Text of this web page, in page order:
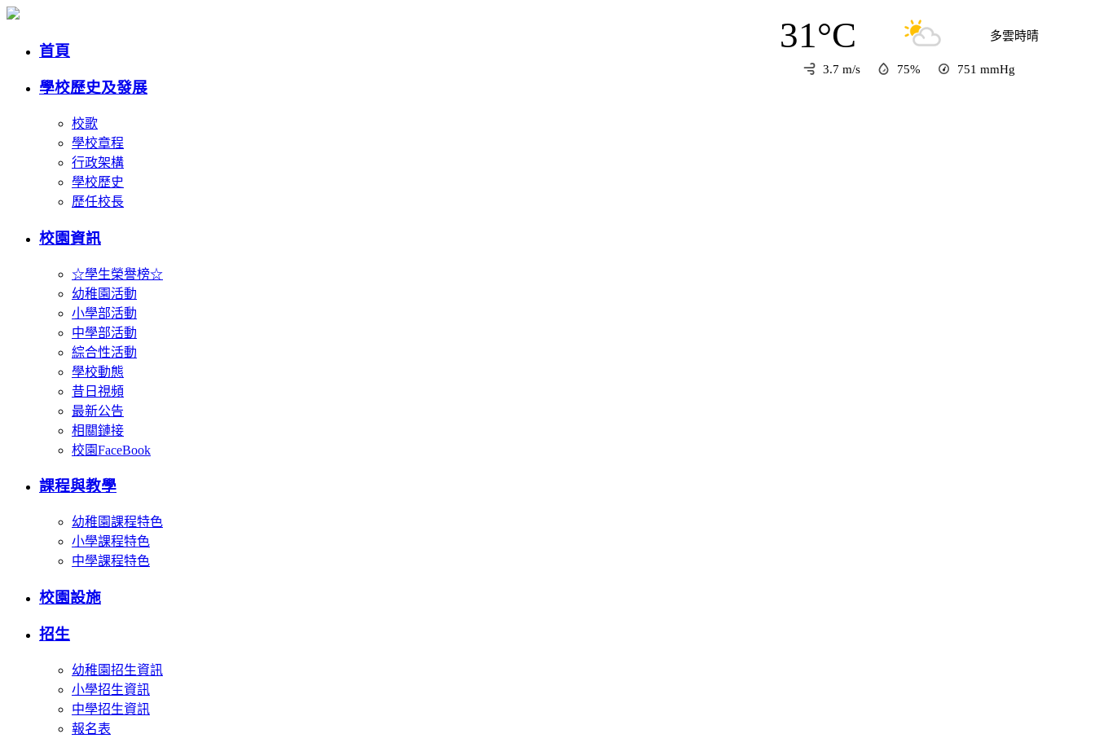
31°C 多雲時晴
3.7 m/s 75% 751 mmHg
首頁
學校歷史及發展
校歌
學校章程
行政架構
學校歷史
歷任校長
校園資訊
☆學生榮譽榜☆
幼稚園活動
小學部活動
中學部活動
綜合性活動
學校動態
昔日視頻
最新公告
相關鏈接
校園FaceBook
課程與教學
幼稚園課程特色
小學課程特色
中學課程特色
校園設施
招生
幼稚園招生資訊
小學招生資訊
中學招生資訊
報名表